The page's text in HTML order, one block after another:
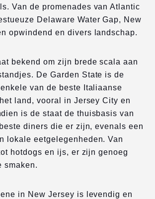
Van de promenades van Atlantic
Delaware Water Gap, New
opwindend en divers landschap.
bekend om zijn brede scala aan
De Garden State is de
van de beste Italiaanse
land, vooral in Jersey City en
is de staat de thuisbasis van
diners die er zijn, evenals een
lokale eetgelegenheden. Van
hotdogs en ijs, er zijn genoeg
smaken.
in New Jersey is levendig en